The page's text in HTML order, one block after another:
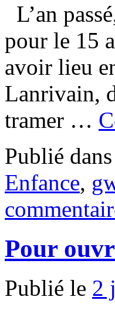
L’an
pour le 15
avoir lieu
Lanrivain,
tramer …
Publié dans
Enfance,
Pour
Publié le 2